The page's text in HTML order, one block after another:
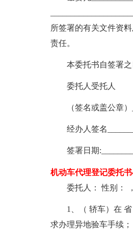
所签署的有关文件资
责任。
本委托书自签署之
委托人受托人
（签名或盖公章
经办人签名
签署日期
机动车代理登记委托书
委托人： 性别：
1、（ 轿车）在
求办理异地验车手续；